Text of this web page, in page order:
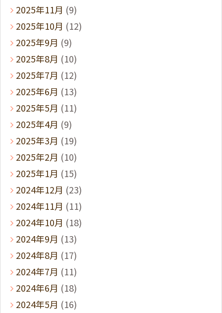
2025年11月 (9)
2025年10月 (12)
2025年9月 (9)
2025年8月 (10)
2025年7月 (12)
2025年6月 (13)
2025年5月 (11)
2025年4月 (9)
2025年3月 (19)
2025年2月 (10)
2025年1月 (15)
2024年12月 (23)
2024年11月 (11)
2024年10月 (18)
2024年9月 (13)
2024年8月 (17)
2024年7月 (11)
2024年6月 (18)
2024年5月 (16)